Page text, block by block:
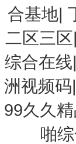
合基地|
二区三区|
综合在线|
洲视频码|
99久久
啪